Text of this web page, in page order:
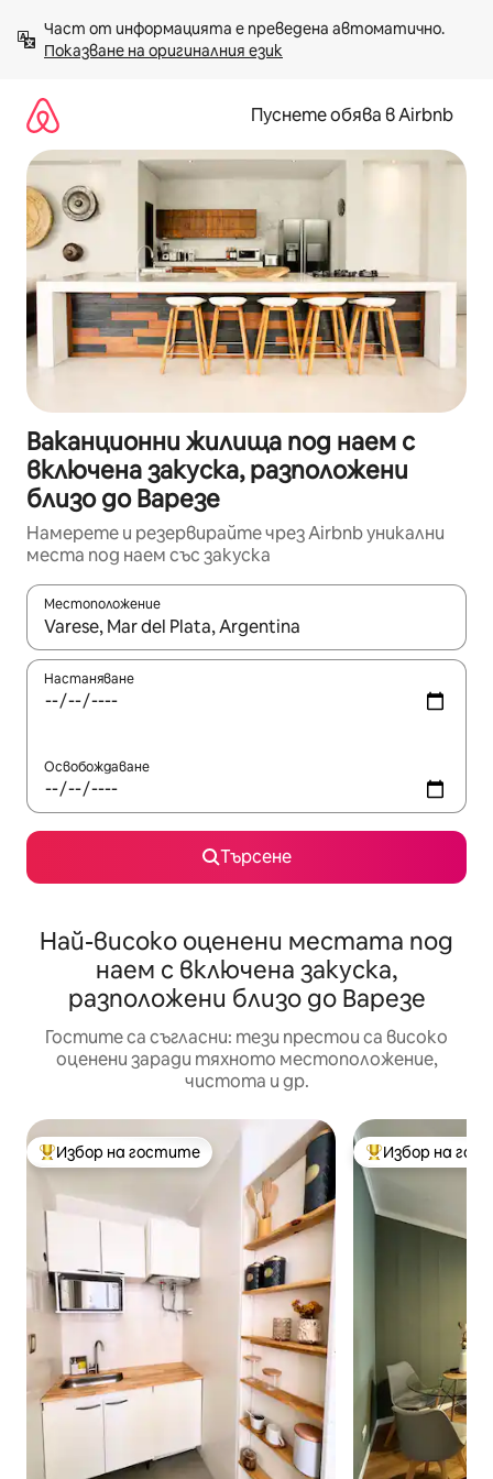
към
съдържанието
Показване на оригиналния език
Пуснете обява в Airbnb
Ваканционни жилища под наем с
включена закуска, разположени
близо до Варезе
Намерете и резервирайте чрез Airbnb уникални
места под наем със закуска
Местоположение
Когато резултатите се покажат, използвайте
Настаняване
Освобождаване
Търсене
Най-високо оценени местата под
наем с включена закуска,
разположени близо до Варезе
Гостите са съгласни: тези престои са високо
оценени заради тяхното местоположение,
чистота и др.
Най-популярен избор на гостите
Избор на гостите Най-популярен
Избор на